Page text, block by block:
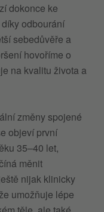
dokonce ke
odbourání
sebedůvěře a
hovoříme o
na kvalitu života a
změny spojené
objeví první
35–40 let,
měnit
nijak klinicky
umožňuje lépe